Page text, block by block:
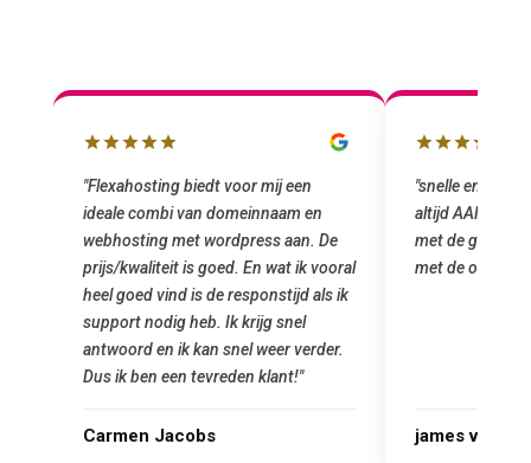
"snelle en vriendelijke service. staat
altijd AAN (: fijne prijzen vergeleken
met de grote jongens en dus nu al blij
met de overstap!"
james van oranje
"Top service. Ik
het installeren
was meteen
gemaakt. Top
Marcel Thijs